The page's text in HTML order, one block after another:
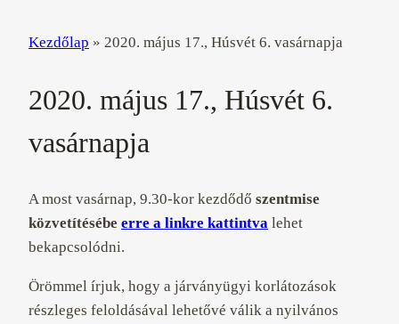
Kezdőlap » 2020. május 17., Húsvét 6. vasárnapja
2020. május 17., Húsvét 6.
vasárnapja
A most vasárnap, 9.30-kor kezdődő szentmise
közvetítésébe erre a linkre kattintva lehet
bekapcsolódni.
Örömmel írjuk, hogy a járványügyi korlátozások
részleges feloldásával lehetővé válik a nyilvános